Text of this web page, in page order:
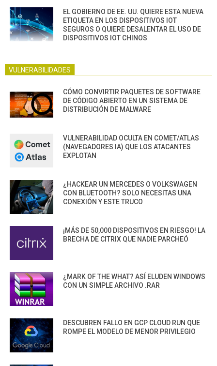
EL GOBIERNO DE EE. UU. QUIERE ESTA NUEVA
ETIQUETA EN LOS DISPOSITIVOS IOT
SEGUROS O QUIERE DESALENTAR EL USO DE
DISPOSITIVOS IOT CHINOS
VULNERABILIDADES
CÓMO CONVIRTIR PAQUETES DE SOFTWARE
DE CÓDIGO ABIERTO EN UN SISTEMA DE
DISTRIBUCIÓN DE MALWARE
VULNERABILIDAD OCULTA EN COMET/ATLAS
(NAVEGADORES IA) QUE LOS ATACANTES
EXPLOTAN
¿HACKEAR UN MERCEDES O VOLKSWAGEN
CON BLUETOOTH? SOLO NECESITAS UNA
CONEXIÓN Y ESTE TRUCO
¡MÁS DE 50,000 DISPOSITIVOS EN RIESGO! LA
BRECHA DE CITRIX QUE NADIE PARCHEÓ
¿MARK OF THE WHAT? ASÍ ELUDEN WINDOWS
CON UN SIMPLE ARCHIVO .RAR
DESCUBREN FALLO EN GCP CLOUD RUN QUE
ROMPE EL MODELO DE MENOR PRIVILEGIO